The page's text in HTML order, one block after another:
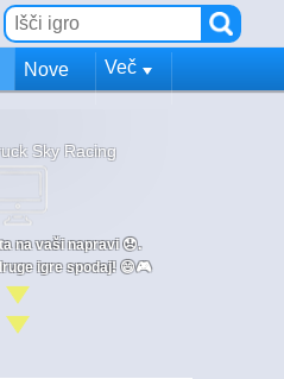
Nove Več
Sky Racing
na vaši napravi 😞.
igre spodaj! 😄🎮